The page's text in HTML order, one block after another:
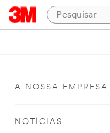
A NOSSA EMPRESA
NOTÍCIAS